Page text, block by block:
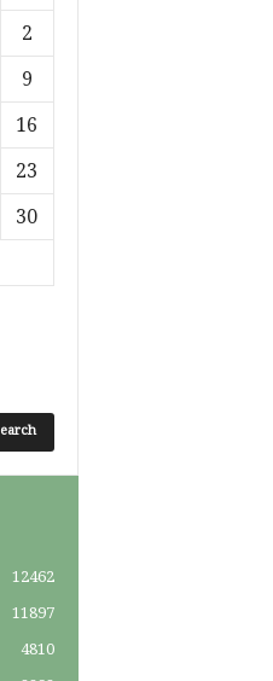
2
9
16
23
30
12462
11897
4810